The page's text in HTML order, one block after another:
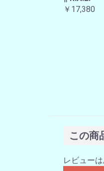
￥17,380
この商
レビューは